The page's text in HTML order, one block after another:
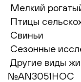
Мелкий
Птицы
Свиньи
Сезонные
Другие виды
№AN3051НОС